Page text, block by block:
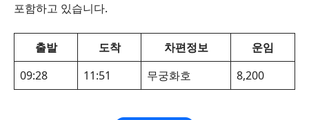
포함하고 있습니다.
출발 도착 차편정보
운임
09:28
11:51 무궁화호 8,200